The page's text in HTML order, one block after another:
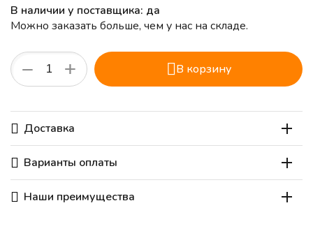
В наличии у поставщика: да
Можно заказать больше, чем у нас на складе.
+
− В корзину
Доставка
Варианты оплаты
Наши преимущества